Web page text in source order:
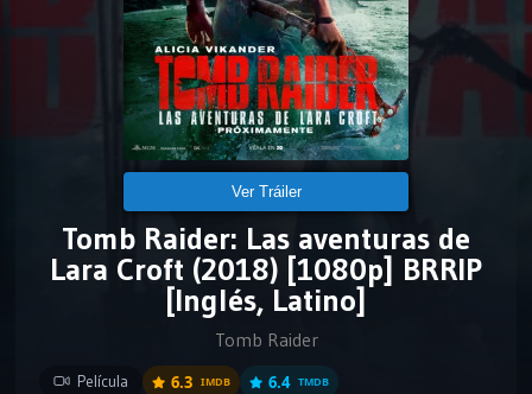
Ver Tráiler
Tomb Raider: Las aventuras de
Lara Croft (2018) [1080p] BRRIP
[Inglés, Latino]
Tomb Raider
Película 6.3 IMDB 6.4 TMDB